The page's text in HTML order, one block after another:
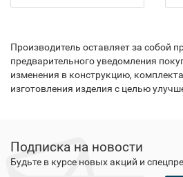
Производитель оставляет за собой
предварительного уведомления
изменения в конструкцию,
изготовления изделия с целью
Подписка на новости
Будьте в курсе новых акций и